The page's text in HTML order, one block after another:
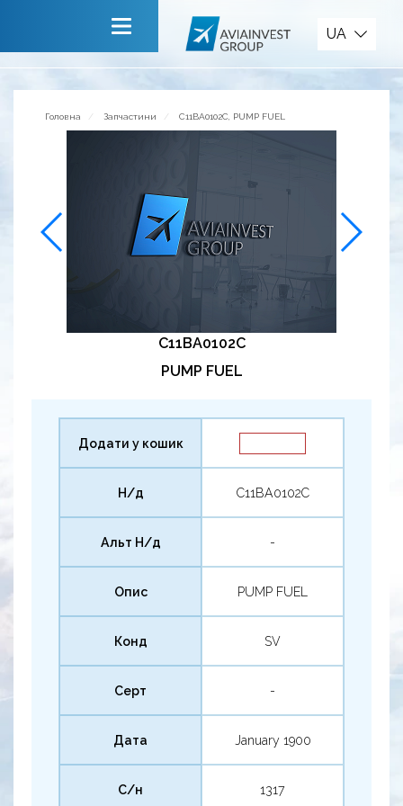
Зворотній зв’язок
UA
Головна Запчастини C11BA0102C, PUMP FUEL
C11BA0102C
PUMP FUEL
Додати у кошик
Н/д C11BA0102C
Альт Н/д -
Опис PUMP FUEL
Конд SV
Серт -
Дата January 1900
С/н 1317